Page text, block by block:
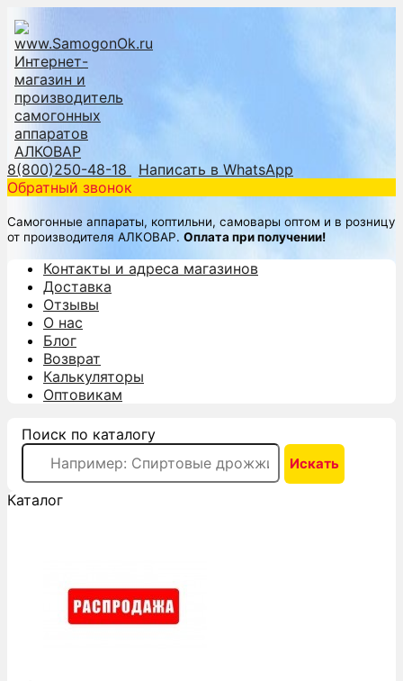
8(800)250-48-18
Написать в WhatsApp
Обратный звонок
Самогонные аппараты, коптильни, самовары оптом и в розницу
от производителя АЛКОВАР. Оплата при получении!
Контакты и адреса магазинов
Доставка
Отзывы
О нас
Блог
Возврат
Калькуляторы
Оптовикам
Поиск по каталогу
Каталог